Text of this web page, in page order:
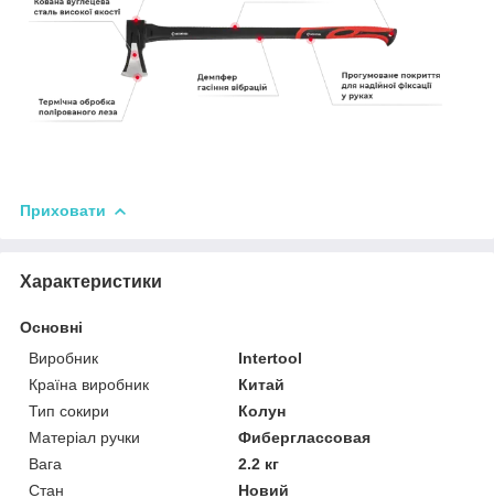
Приховати
Характеристики
Основні
Виробник
Intertool
Країна виробник
Китай
Тип сокири
Колун
Матеріал ручки
Фиберглассовая
Вага
2.2 кг
Стан
Новий